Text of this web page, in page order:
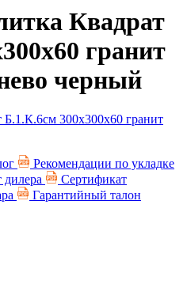
Квадрат
гранит
черный
Рекомендации по укладке
дилера
Сертификат
Гарантийный талон